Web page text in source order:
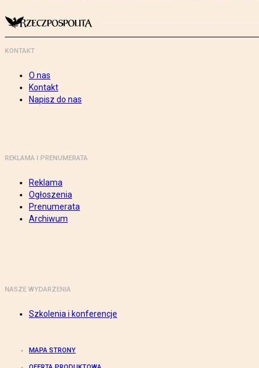
KONTAKT
O nas
Kontakt
Napisz do nas
REKLAMA I PRENUMERATA
Reklama
Ogłoszenia
Prenumerata
Archiwum
NASZE WYDARZENIA
Szkolenia i konferencje
MAPA STRONY